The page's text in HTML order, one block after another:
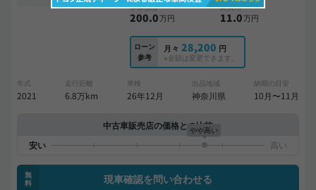
本体価格
200.0万円
諸費用
11.0万円
ローン
参考
月々 28,200 円
※金額は変更できます。
年式
2021
走行距離
6.8万km
車検
26年12月
出品地域
神奈川県
納期の目安
10月〜11月
中古車販売店の価格との比較
やや高い
無
料
現車確認を問い合わせる